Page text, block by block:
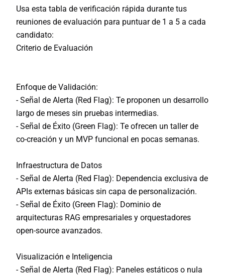
Usa esta tabla de verificación rápida durante tus
reuniones de evaluación para puntuar de 1 a 5 a cada
candidato:
Criterio de Evaluación
Enfoque de Validación:
- Señal de Alerta (Red Flag): Te proponen un desarrollo
largo de meses sin pruebas intermedias.
- Señal de Éxito (Green Flag): Te ofrecen un taller de
co-creación y un MVP funcional en pocas semanas.
Infraestructura de Datos
- Señal de Alerta (Red Flag): Dependencia exclusiva de
APIs externas básicas sin capa de personalización.
- Señal de Éxito (Green Flag): Dominio de
arquitecturas RAG empresariales y orquestadores
open-source avanzados.
Visualización e Inteligencia
- Señal de Alerta (Red Flag): Paneles estáticos o nula